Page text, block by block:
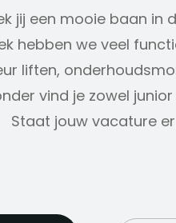
jij een mooie baan in
hebben we veel
liften,
vind je zowel
Staat jouw vacature